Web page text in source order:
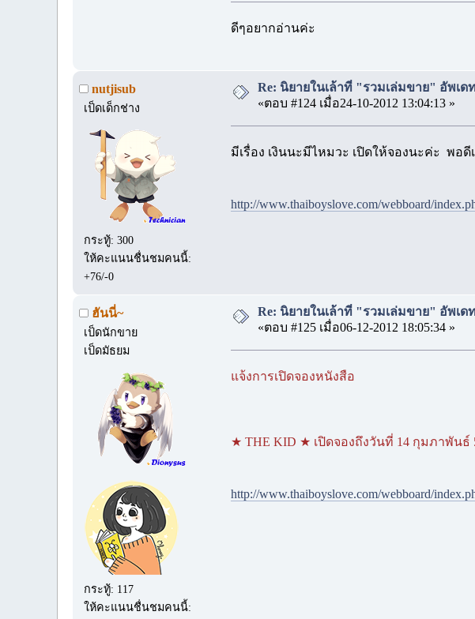
ดีๆอยากอ่านค่ะ
nutjisub
เป็ดเด็กช่าง
กระทู้: 300
ให้คะแนนชื่นชมคนนี้:
+76/-0
Re: นิยายในเล้าที่ "รวมเล่มขาย" อัพเด
«ตอบ #124 เมื่อ24-10-2012 13:04:13 »
มีเรื่อง เงินนะมีไหมวะ เปิดให้จองนะค่ะ พอ
http://www.thaiboyslove.com/webboard/
ฮันนี่~
เป็ดนักขาย
เป็ดมัธยม
กระทู้: 117
ให้คะแนนชื่นชมคนนี้:
Re: นิยายในเล้าที่ "รวมเล่มขาย" อัพเด
«ตอบ #125 เมื่อ06-12-2012 18:05:34 »
แจ้งการเปิดจองหนังสือ
★ THE KID ★ เปิดจองถึงวันที่ 14 กุมภาพันธ์
http://www.thaiboyslove.com/webboard/